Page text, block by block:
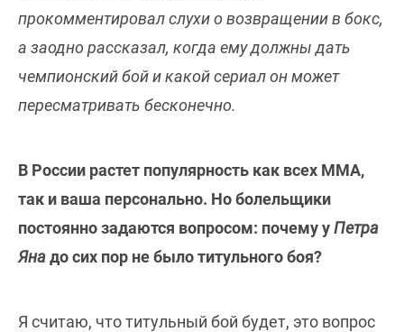
прокомментировал слухи о возвращении в бокс,
а заодно рассказал, когда ему должны дать
чемпионский бой и какой сериал он может
пересматривать бесконечно.
В России растет популярность как всех ММА,
так и ваша персонально. Но болельщики
постоянно задаются вопросом: почему уПетра
Янадо сих пор не было титульного боя?
Я считаю, что титульный бой будет, это вопрос